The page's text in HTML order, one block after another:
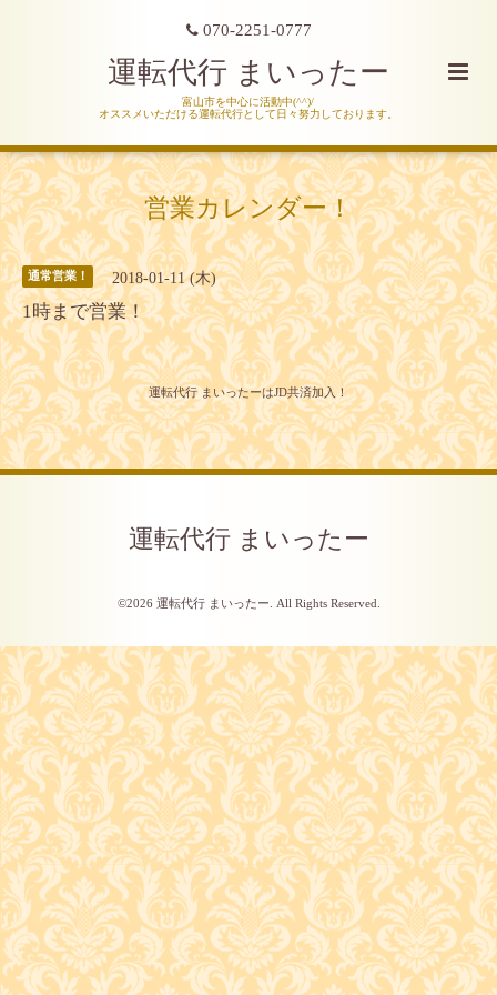
070-2251-0777
運転代行 まいったー
富山市を中心に活動中(^^)/
オススメいただける運転代行として日々努力しております。
営業カレンダー！
通常営業！ 2018-01-11 (木)
1時まで営業！
運転代行 まいったーはJD共済加入！
運転代行 まいったー
©2026 運転代行 まいったー . All Rights Reserved.